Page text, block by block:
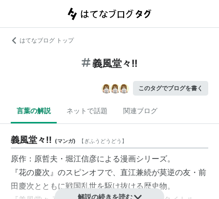
はてなブログ トップ
義風堂々!!
このタグでブログを書く
言葉の解説 ネットで話題 関連ブログ
義風堂々!! (マンガ) 【ぎふうどうどう 】
原作：原哲夫・堀江信彦による漫画シリーズ。
『花の慶次』のスピンオフで、直江兼続が莫逆の友・前
田慶次とともに戦国乱世を駆け抜ける歴史物。
解説の続きを読む